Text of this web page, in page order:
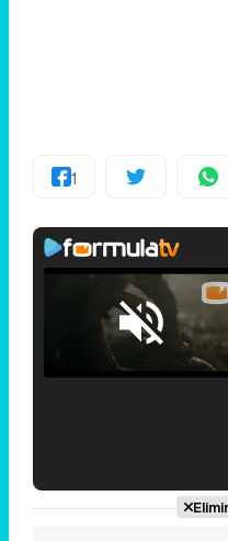
1
Unmute
Loaded
25.30%